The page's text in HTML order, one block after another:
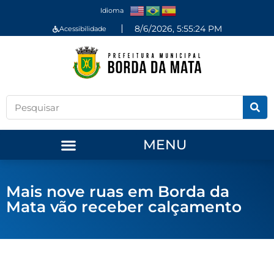
Idioma
Acessibilidade 8/6/2026, 5:55:25 PM
MENU
Mais nove ruas em Borda da
Mata vão receber calçamento